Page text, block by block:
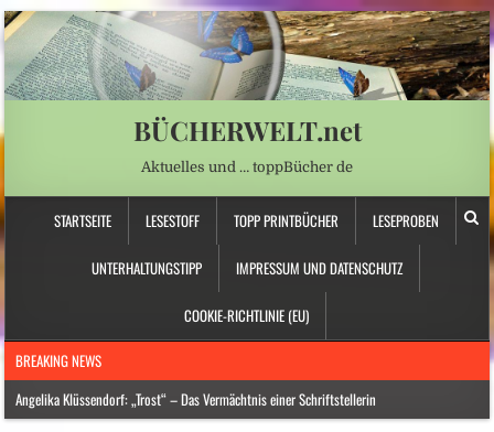
BÜCHERWELT.net
Aktuelles und … toppBücher de
STARTSEITE LESESTOFF TOPP PRINTBÜCHER LESEPROBEN
UNTERHALTUNGSTIPP IMPRESSUM UND DATENSCHUTZ
COOKIE-RICHTLINIE (EU)
BREAKING NEWS
Angelika Klüssendorf: „Trost“ – Das Vermächtnis einer Schriftstellerin